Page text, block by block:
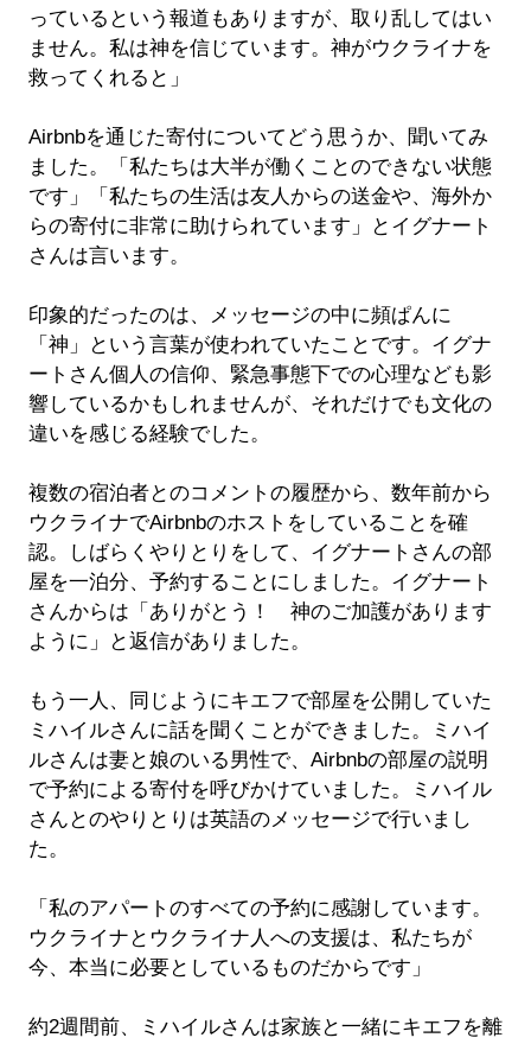
っているという報道もありますが、取り乱してはい
ません。私は神を信じています。神がウクライナを
救ってくれると」
Airbnbを通じた寄付についてどう思うか、聞いてみ
ました。「私たちは大半が働くことのできない状態
です」「私たちの生活は友人からの送金や、海外か
らの寄付に非常に助けられています」とイグナート
さんは言います。
印象的だったのは、メッセージの中に頻ぱんに
「神」という言葉が使われていたことです。イグナ
ートさん個人の信仰、緊急事態下での心理なども影
響しているかもしれませんが、それだけでも文化の
違いを感じる経験でした。
複数の宿泊者とのコメントの履歴から、数年前から
ウクライナでAirbnbのホストをしていることを確
認。しばらくやりとりをして、イグナートさんの部
屋を一泊分、予約することにしました。イグナート
さんからは「ありがとう！ 神のご加護があります
ように」と返信がありました。​​
もう一人、同じようにキエフで部屋を公開していた
ミハイルさんに話を聞くことができました。ミハイ
ルさんは妻と娘のいる男性で、Airbnbの部屋の説明
で予約による寄付を呼びかけていました。ミハイル
さんとのやりとりは英語のメッセージで行いまし
た。
「私のアパートのすべての予約に感謝しています。
ウクライナとウクライナ人への支援は、私たちが
今、本当に必要としているものだからです」
約2週間前、ミハイルさんは家族と一緒にキエフを離